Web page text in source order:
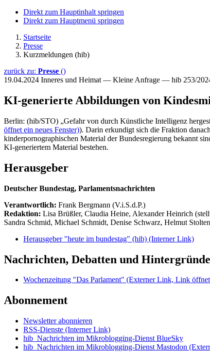
Direkt zum Hauptinhalt springen
Direkt zum Hauptmenü springen
Startseite
Presse
Kurzmeldungen (hib)
zurück zu: Presse ()
19.04.2024 Inneres und Heimat — Kleine Anfrage — hib 253/
KI-generierte Abbildungen von
Berlin: (hib/STO) „Gefahr von durch Künstliche Intelligenz
öffnet ein neues Fenster)). Darin erkundigt sich die Fraktion
kinderpornographischen Material der Bundesregierung bekannt
KI-generiertem Material bestehen.
Herausgeber
Deutscher Bundestag, Parlamentsnachrichten
Verantwortlich: Frank Bergmann (V.i.S.d.P.)
Redaktion: Lisa Brüßler, Claudia Heine, Alexander Heinrich
Sandra Schmid, Michael Schmidt, Denise Schwarz, Helmut
Herausgeber "heute im bundestag" (hib) (Interner Link)
Nachrichten, Debatten und Hintergründe
Wochenzeitung "Das Parlament" (Externer Link, Link öffnet
Abonnement
Newsletter abonnieren
RSS-Dienste (Interner Link)
hib_Nachrichten im Mikroblogging-Dienst BlueSky
hib_Nachrichten im Mikroblogging-Dienst Mastodon